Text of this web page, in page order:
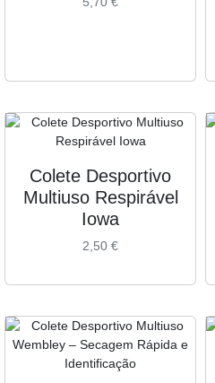
Colete Desportivo
Multiuso Respirável
Iowa
2,50 €